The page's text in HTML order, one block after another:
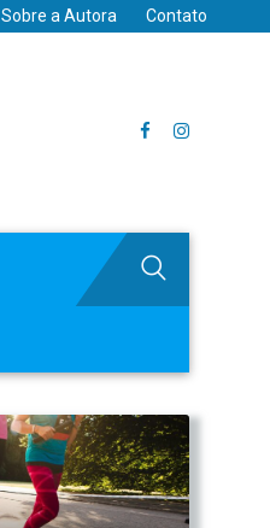
Sobre a Autora Contato